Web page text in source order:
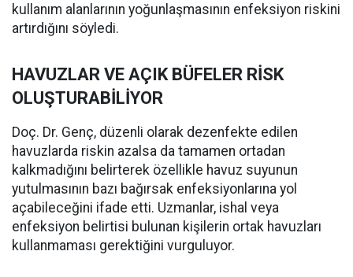
kullanım alanlarının yoğunlaşmasının enfeksiyon riskini
artırdığını söyledi.
HAVUZLAR VE AÇIK BÜFELER RİSK
OLUŞTURABİLİYOR
Doç. Dr. Genç, düzenli olarak dezenfekte edilen
havuzlarda riskin azalsa da tamamen ortadan
kalkmadığını belirterek özellikle havuz suyunun
yutulmasının bazı bağırsak enfeksiyonlarına yol
açabileceğini ifade etti. Uzmanlar, ishal veya
enfeksiyon belirtisi bulunan kişilerin ortak havuzları
kullanmaması gerektiğini vurguluyor.